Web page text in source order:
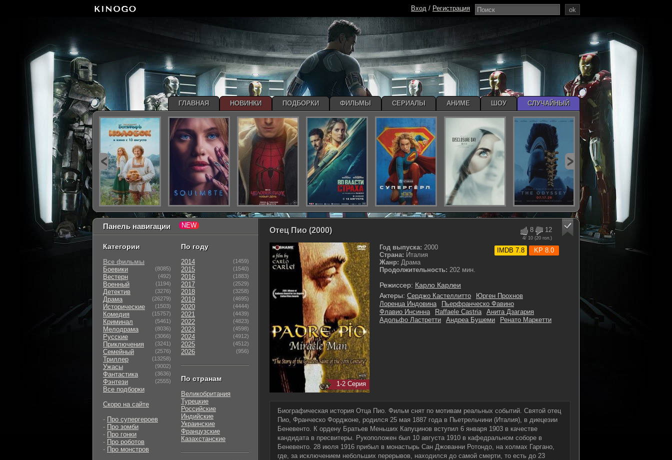
8 12
4/ 10 (20 гол.)
IMDB 7.8 KP 8.0
Отец Пио (2000)
1-2 Серия
Год выпуска: 2000
Страна: Италия
Жанр: Драма
Продолжительность: 202 мин.
Режиссер: Карло Карлеи
Актеры: Серджо Кастеллитто
Юрген Прохнов
Лоренца Индовина
Пьерфранческо Фавино
Флавио Инсинна
Raffaele Castria
Анита Дзагария
Адольфо Ластретти
Андреа Бушеми Ренато Маркетти
Биографическая история Отца Пио. Фильм снят по мотивам реальных событий. Святой отец
Пио, Франческо Форджоне, родился 25 мая 1887 года в Пьетрельчини (Италия), в диецезии
Беневенто. К ордену Братьев Меньших Капуцинов вступил 6 января 1903 в качестве
кандидата в пресвитеры. Рукоположен был 10 августа 1910 в кафедральном соборе в
Беневенто. 28 июля 1916 прибыл в монастырь Сан Джованни Ротондо, на холмах Гаргано,
где, за исключением небольших перерывов, находился до самой смерти, то есть до 23
Панель навигации
Категории
Все фильмы
Боевики
(8085)
Вестерн (492)
Военный (1194)
Детектив (3276)
Драма (26279)
Исторические (1503)
Комедия (15757)
Криминал (5461)
Мелодрама (8036)
Русские (3066)
Приключения (3241)
Семейный (2576)
Триллер (13258)
Ужасы (9002)
Фантастика (3636)
Фэнтези (2555)
Все подборки
Скоро на сайте
- Про супергероев
- Про зомби
- Про гонки
- Про роботов
- Про монстров
По году
2014 (1459)
2015 (1540)
2016 (1883)
2017 (2529)
2018 (3258)
2019 (4695)
2020 (4444)
2021 (4439)
2022 (4823)
2023 (4598)
2024 (4912)
2025 (4512)
2026 (956)
По странам
Великобритания
Турецкие
Российские
Индийские
Украинские
Французские
Казахстанские
ok
Вход / Регистрация
ГЛАВНАЯ НОВИНКИ ПОДБОРКИ ФИЛЬМЫ СЕРИАЛЫ АНИМЕ ШОУ СЛУЧАЙНЫЙ